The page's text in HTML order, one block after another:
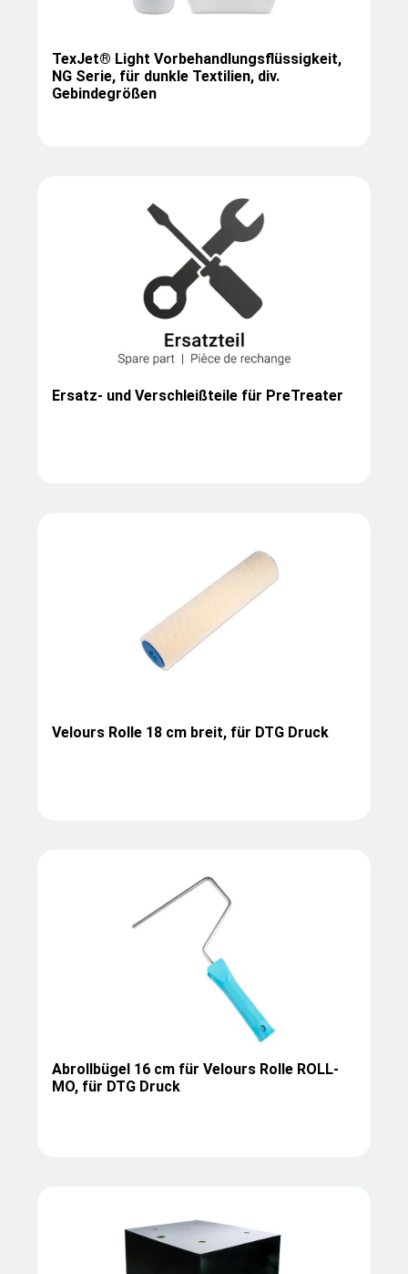
TexJet® Light Vorbehandlungsflüssigkeit,
NG Serie, für dunkle Textilien, div.
Gebindegrößen
Ersatz- und Verschleißteile für PreTreater
Velours Rolle 18 cm breit, für DTG Druck
Abrollbügel 16 cm für Velours Rolle ROLL-
MO, für DTG Druck